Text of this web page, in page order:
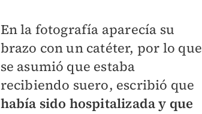
En la fotografía aparecía su
brazo con un catéter, por lo que
se asumió que estaba
recibiendo suero, escribió que
había sido hospitalizada y que